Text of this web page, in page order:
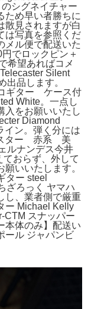
シグネイチャー
ため早い者勝ちに
散見されますが白
は写真を参照くだ
メル便で配送いた
でロックピン＋
希望あればコメ
Silent
出品します。
ギター ケース付
White。一点し
入をお願いいたし
Diamond
イン。弾く分には
スター 赤系 美
ルナンデス今井
ておらず、外して
いいたします。
ター steel
ざろっく ヤマハ
し、業者側で厳重
ー Michael Kelly
CTM スナッパー
本体のみ】配送い
ール ジャパンビ